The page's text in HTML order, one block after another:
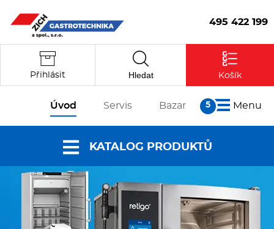
495 422 199
Přihlásit Hledat Košík
Úvod Servis Bazar
Partneři
Kontakt
Menu
KATALOG PRODUKTŮ
Nabídky a
katalogy
Dokumenty ke
Vstoupit